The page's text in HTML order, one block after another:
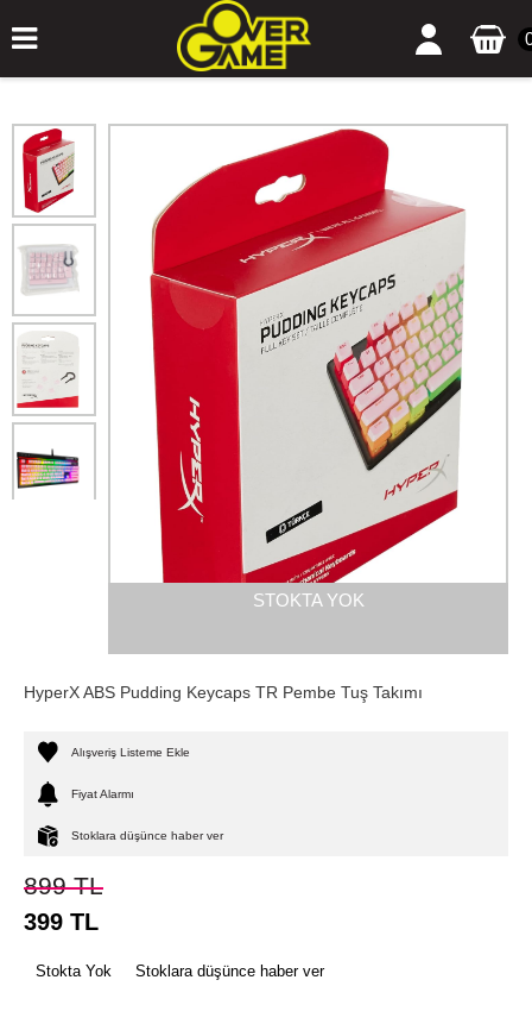
STOKTA YOK
HyperX ABS Pudding Keycaps TR Pembe Tuş Takımı
Alışveriş Listeme Ekle
Fiyat Alarmı
Stoklara düşünce haber ver
899TL
399 TL
Stokta Yok Stoklara düşünce haber ver